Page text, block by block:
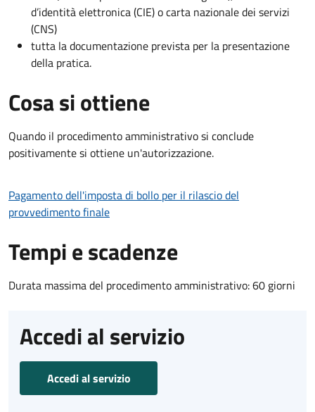
d’identità elettronica (CIE) o carta nazionale dei servizi
(CNS)
tutta la documentazione prevista per la presentazione
della pratica.
Cosa si ottiene
Quando il procedimento amministrativo si conclude
positivamente si ottiene un'autorizzazione.
Pagamento dell'imposta di bollo per il rilascio del
provvedimento finale
Tempi e scadenze
Durata massima del procedimento amministrativo: 60 giorni
Accedi al servizio
Accedi al servizio